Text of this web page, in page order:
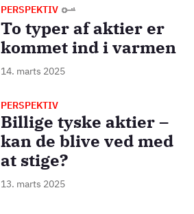
PERSPEKTIV
To typer af aktier er
kommet ind i varmen
14. marts 2025
PERSPEKTIV
Billige tyske aktier –
kan de blive ved med
at stige?
13. marts 2025